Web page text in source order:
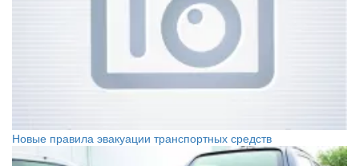
Новые правила эвакуации транспортных средств